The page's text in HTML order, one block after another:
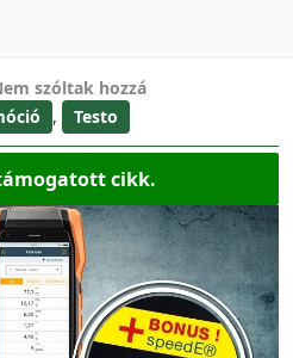
szóltak hozzá
, Testo
cikk.